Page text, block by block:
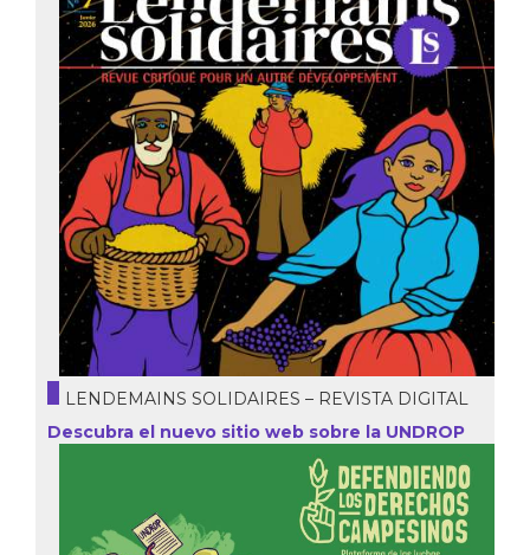
LENDEMAINS SOLIDAIRES – REVISTA DIGITAL
Descubra el nuevo sitio web sobre la UNDROP